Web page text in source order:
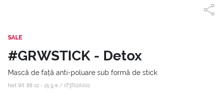
SALE
#GRWSTICK - Detox
Mască de față anti-poluare sub formă de stick
Net Wt .88 oz - 25 g e / 0T3T02A001